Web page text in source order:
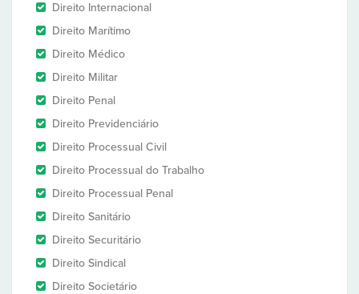
Direito Internacional
Direito Marítimo
Direito Médico
Direito Militar
Direito Penal
Direito Previdenciário
Direito Processual Civil
Direito Processual do Trabalho
Direito Processual Penal
Direito Sanitário
Direito Securitário
Direito Sindical
Direito Societário